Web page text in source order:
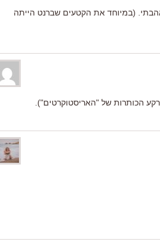
(במיוחד את הקטעים שברנט הייתה
רקע הכותרות של "האריסטוקרטים").